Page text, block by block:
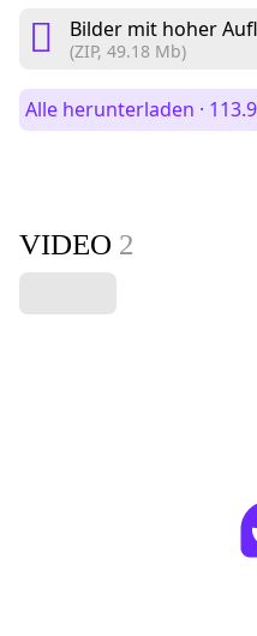
Bilder mit hoher
(ZIP, 49.18 Mb)
Alle herunterladen ·
VIDEO 2